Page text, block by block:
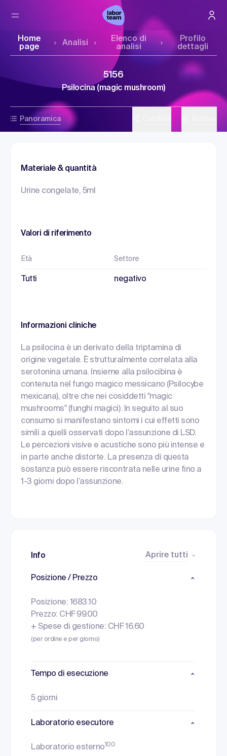
Home
page
Analisi
Elenco di
analisi
Profilo
dettagli
Panoramica
5156
Psilocina (magic mushroom)
Materiale & quantità
Urine congelate, 5ml
Valori di riferimento
Età Settore
Tutti negativo
Informazioni cliniche
La psilocina è un derivato della triptamina di
origine vegetale. È strutturalmente correlata alla
serotonina umana. Insieme alla psilocibina è
contenuta nel fungo magico messicano (Psilocybe
mexicana), oltre che nei cosiddetti "magic
mushrooms" (funghi magici). In seguito al suo
consumo si manifestano sintomi i cui effetti sono
simili a quelli osservati dopo l’assunzione di LSD.
Le percezioni visive e acustiche sono più intense e
in parte anche distorte. La presenza di questa
sostanza può essere riscontrata nelle urine fino a
1-3 giorni dopo l’assunzione.
Info Aprire tutti
Posizione / Prezzo
Posizione: 1683.10
Prezzo: CHF 99.00
+ Spese di gestione: CHF 16.60
(per ordine e per giorno)
Tempo di esecuzione
5 giorni
Laboratorio esecutore
Laboratorio esterno100